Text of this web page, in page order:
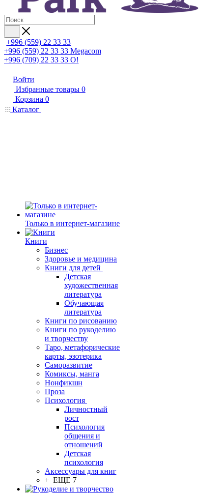
+996 (559) 22 33 33
+996 (559) 22 33 33 Megacom
+996 (709) 22 33 33 O!
Войти
Избранные товары 0
Корзина 0
Каталог
Только в интернет-магазине
Книги
Бизнес
Здоровье и медицина
Книги для детей
Детская
художественная
литература
Обучающая
литература
Книги по рисованию
Книги по рукоделию
и творчеству
Таро, метафорические
карты, эзотерика
Саморазвитие
Комиксы, манга
Нонфикшн
Проза
Психология
Личностный
рост
Психология
общения и
отношений
Детская
психология
Аксессуары для книг
+ ЕЩЕ 7